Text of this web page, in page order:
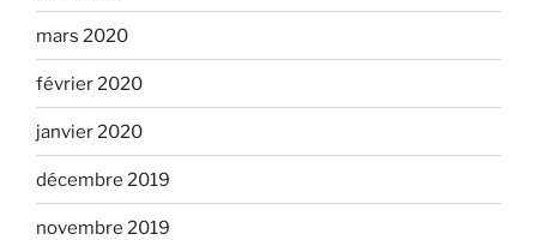
mars 2020
février 2020
janvier 2020
décembre 2019
novembre 2019